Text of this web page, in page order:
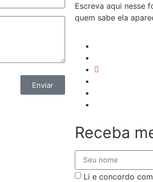
Enviar
Escreva aqui nesse
quem sabe ela
Receba
Li e concordo